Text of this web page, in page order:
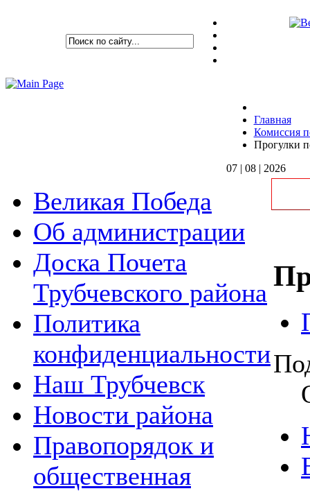
Главная
Комиссия
Прогулки
07 | 08 | 2026
Великая Победа
Об администрации
Доска Почета
Трубчевского района
Политика
конфиденциальности
Наш Трубчевск
Новости района
Правопорядок и
общественная